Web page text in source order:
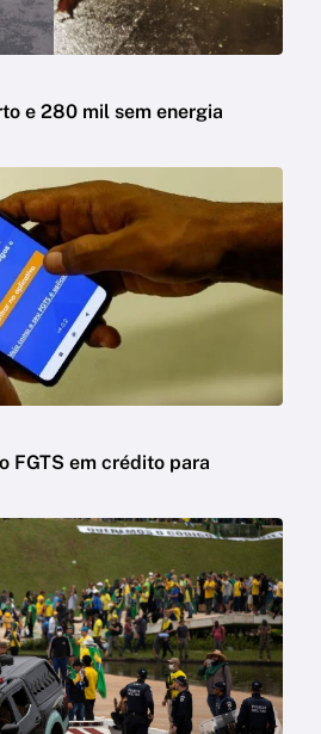
e 280 mil sem energia
FGTS em crédito para